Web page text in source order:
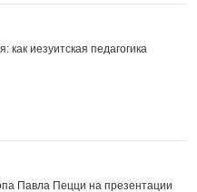
как иезуитская педагогика
Павла Пецци на презентации